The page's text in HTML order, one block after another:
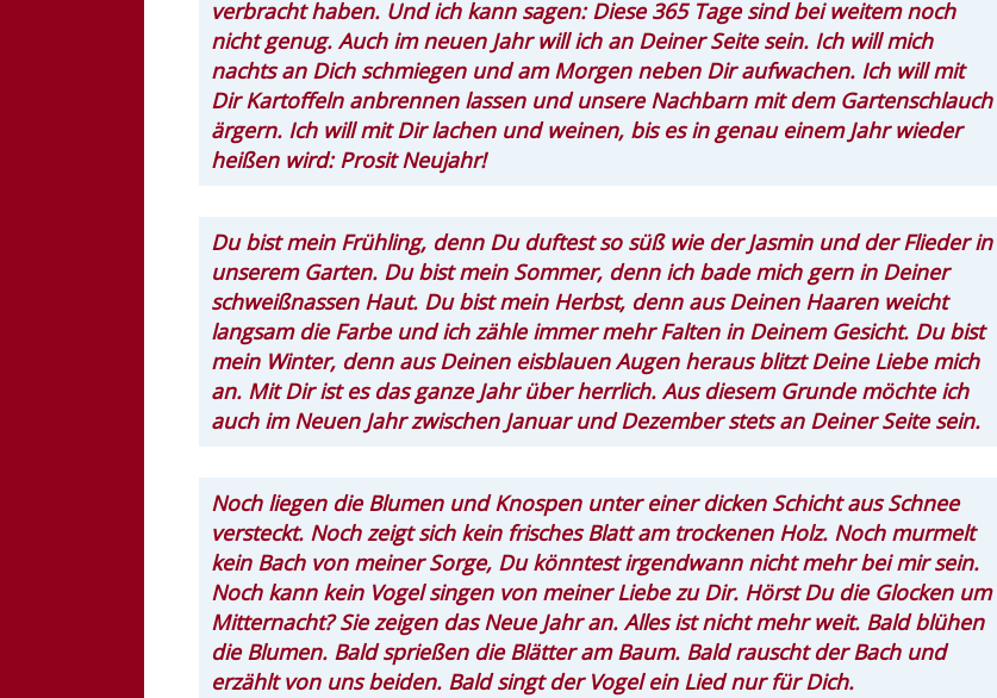
verbracht haben. Und ich kann sagen: Diese 365 Tage sind bei weitem noch
nicht genug. Auch im neuen Jahr will ich an Deiner Seite sein. Ich will mich
nachts an Dich schmiegen und am Morgen neben Dir aufwachen. Ich will mit
Dir Kartoffeln anbrennen lassen und unsere Nachbarn mit dem Gartenschlauch
ärgern. Ich will mit Dir lachen und weinen, bis es in genau einem Jahr wieder
heißen wird: Prosit Neujahr!
Du bist mein Frühling, denn Du duftest so süß wie der Jasmin und der Flieder in
unserem Garten. Du bist mein Sommer, denn ich bade mich gern in Deiner
schweißnassen Haut. Du bist mein Herbst, denn aus Deinen Haaren weicht
langsam die Farbe und ich zähle immer mehr Falten in Deinem Gesicht. Du bist
mein Winter, denn aus Deinen eisblauen Augen heraus blitzt Deine Liebe mich
an. Mit Dir ist es das ganze Jahr über herrlich. Aus diesem Grunde möchte ich
auch im Neuen Jahr zwischen Januar und Dezember stets an Deiner Seite sein.
Noch liegen die Blumen und Knospen unter einer dicken Schicht aus Schnee
versteckt. Noch zeigt sich kein frisches Blatt am trockenen Holz. Noch murmelt
kein Bach von meiner Sorge, Du könntest irgendwann nicht mehr bei mir sein.
Noch kann kein Vogel singen von meiner Liebe zu Dir. Hörst Du die Glocken um
Mitternacht? Sie zeigen das Neue Jahr an. Alles ist nicht mehr weit. Bald blühen
die Blumen. Bald sprießen die Blätter am Baum. Bald rauscht der Bach und
erzählt von uns beiden. Bald singt der Vogel ein Lied nur für Dich.